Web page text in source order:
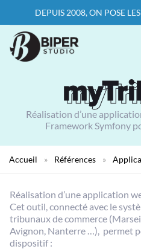
DEPUIS 2008, ON POSE LES
Réalisation d’une
Framework Symfony
Accueil » Références »
Réalisation d’une application
Cet outil, connecté avec le
tribunaux de commerce
Avignon, Nanterre …), permet
dispositif :